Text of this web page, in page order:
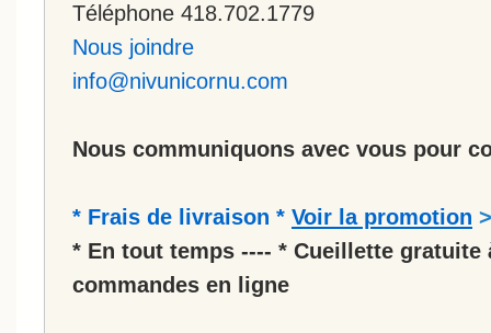
Téléphone 418.702.1779
Nous joindre
info@nivunicornu.com
Nous communiquons avec vous pour
* Frais de livraison * Voir la promotion >
* En tout temps ---- * Cueillette gratuite
commandes en ligne